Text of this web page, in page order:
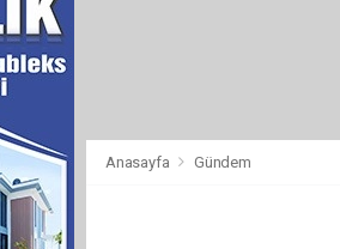
Anasayfa Gündem